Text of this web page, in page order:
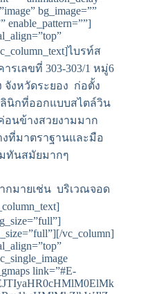
bg_image=””
enable_pattern=””]
ไบรท์ส
รเลขที่ 303-303/1 หมู่6
จังหวัดระยอง ก่อตั้ง
ลินิกที่ออกแบบสไตล์วิน
นข้างสวยงามมาก
ที่มาตราฐานและมือ
ทันสมัยมากๆ
กมายเช่น บริเวณจอด
vc_column]
link=”#E-